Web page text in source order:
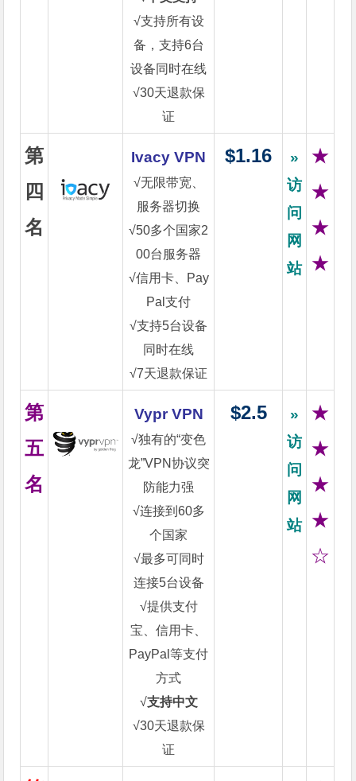
√支持所有设
备，支持6台
设备同时在线
√30天退款保
证
第
四
名
Ivacy VPN
√无限带宽、
服务器切换
√50多个国家2
00台服务器
√信用卡、Pay
Pal支付
√支持5台设备
同时在线
√7天退款保证
$1.16
»
访
问
网
站
★
★
★
★
第
五
名
Vypr VPN
√独有的“变色
龙”VPN协议突
防能力强
√连接到60多
个国家
√最多可同时
连接5台设备
√提供支付
宝、信用卡、
PayPal等支付
方式
√支持中文
√30天退款保
证
$2.5
»
访
问
网
站
★
★
★
★
☆